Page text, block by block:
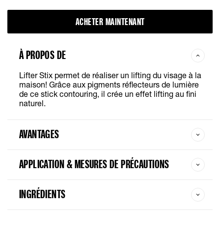
ACHETER MAINTENANT
À PROPOS DE
LifterStix permet de réaliser un lifting du visage à la
maison! Grâce aux pigments réflecteurs de lumière
de ce stick contouring, il crée un effet lifting au fini
naturel.
AVANTAGES
APPLICATION & MESURES DE PRÉCAUTIONS
INGRÉDIENTS